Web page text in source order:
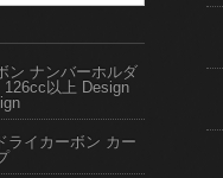
ン ナンバーホルダ
126cc以上 Design
ライカーボン カー